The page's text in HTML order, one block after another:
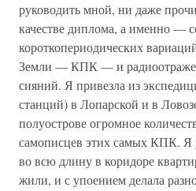
руководить мной, ни даже
качестве диплома, а именно —
короткопериодических
Земли — КПК — и
сияний. Я привезла из
станций) в Лопарской и в
полуострове огромное
самописцев этих самых КПК. Я
во всю длину в коридоре
жили, и с упоением делала